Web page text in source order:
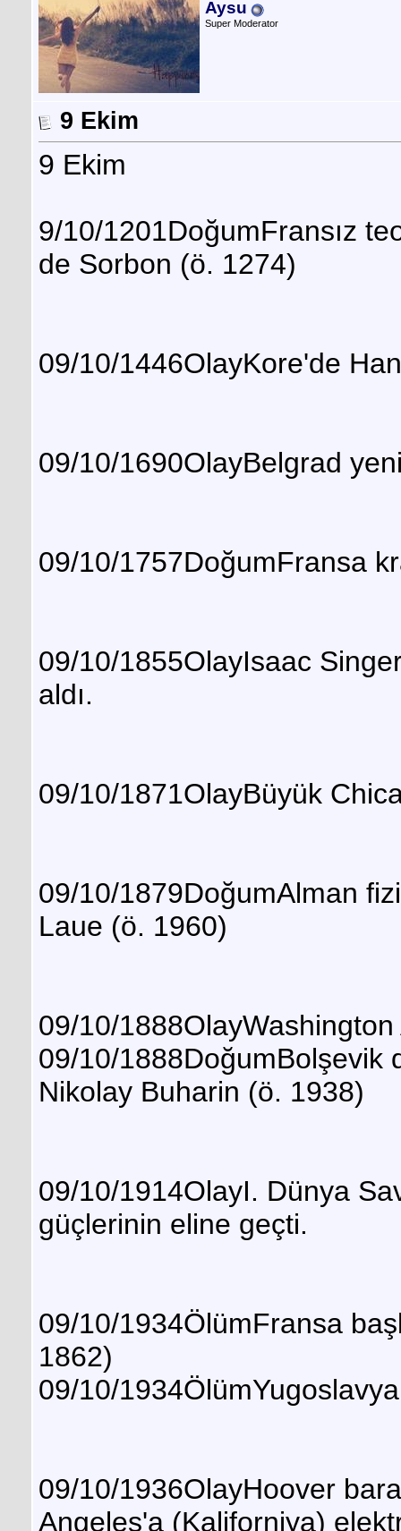
Aysu
Super Moderator
9 Ekim
9 Ekim
9/10/1201DoğumFransız
de Sorbon (ö. 1274)
09/10/1446OlayKore'de
09/10/1690OlayBelgrad
09/10/1757DoğumFransa
09/10/1855OlayIsaac
aldı.
09/10/1871OlayBüyük
09/10/1879DoğumAlman
Laue (ö. 1960)
09/10/1888OlayWashington
09/10/1888DoğumBolşevik
Nikolay Buharin (ö. 1938)
09/10/1914OlayI. Dünya
güçlerinin eline geçti.
09/10/1934ÖlümFransa
1862)
09/10/
09/10/1936OlayHoover
Angeles'a (Kaliforniya)